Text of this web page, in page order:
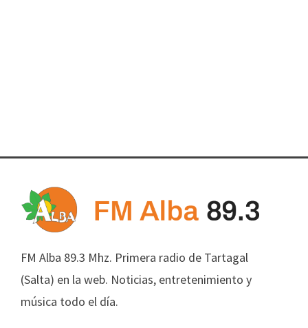
FM Alba 89.3 Mhz. Primera radio de Tartagal
(Salta) en la web. Noticias, entretenimiento y
música todo el día.